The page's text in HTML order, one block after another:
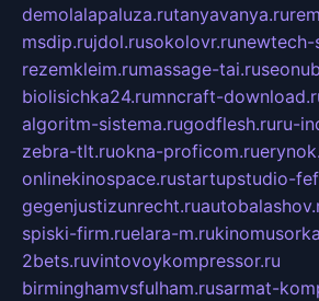
demolalapaluza.rutanyavanya.ru
msdip.rujdol.rusokolovr.runewtech-
rezemkleim.rumassage-tai.ru
biolisichka24.rumncraft-
algoritm-sistema.rugodflesh.ruru-
zebra-tlt.ruokna-proficom.ru
onlinekinospace.rustartupstudio-
gegenjustizunrecht.ru
spiski-firm.ruelara-m.ru
2bets.ruvintovoykompressor.ru
birminghamvsfulham.rusarmat-